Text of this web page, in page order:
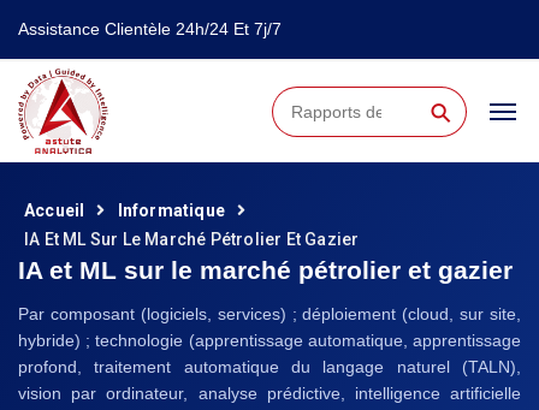
Assistance Clientèle 24h/24 Et 7j/7
⚲
Accueil
Informatique
IA Et ML Sur Le Marché Pétrolier Et Gazier
IA et ML sur le marché pétrolier et gazier
Par composant (logiciels, services) ; déploiement (cloud, sur site,
hybride) ; technologie (apprentissage automatique, apprentissage
profond, traitement automatique du langage naturel (TALN),
vision par ordinateur, analyse prédictive, intelligence artificielle